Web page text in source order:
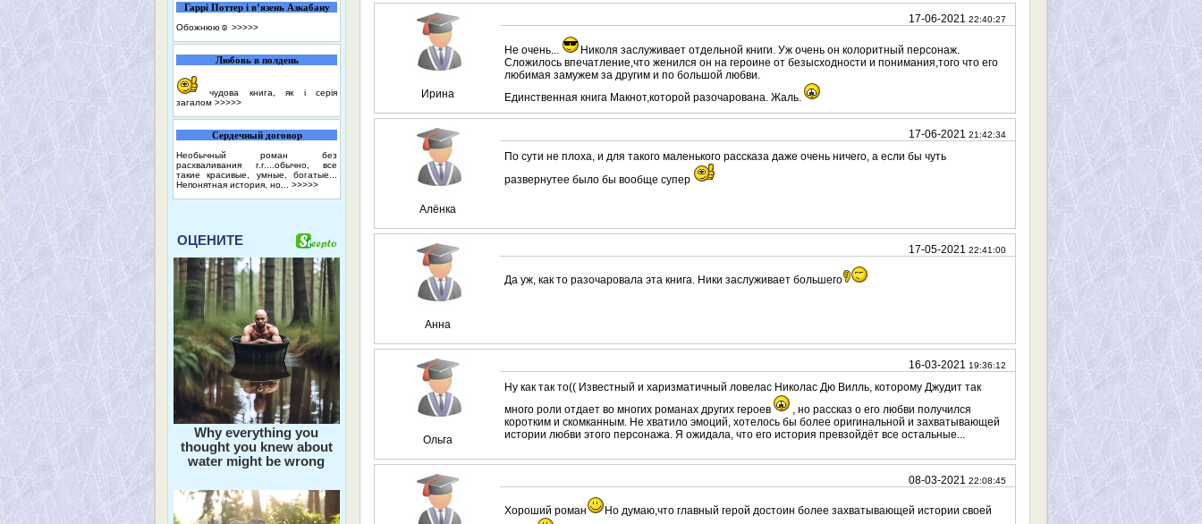
Гаррі Поттер і в’язень Азкабану
Обожнюю☺️ >>>>>
Любовь в полдень
чудова книга, як і серія
загалом >>>>>
Сердечный договор
Необычный роман без
расхваливания г.г....обычно, все
такие красивые, умные, богатые...
Непонятная история, но... >>>>>
ОЦЕНИТЕ
Why everything you
thought you knew about
water might be wrong
Ирина
17-06-2021 22:40:27
Не очень...
Николя заслуживает отдельной книги. Уж очень он колоритный персонаж.
Сложилось впечатление,что женился он на героине от безысходности и понимания,того что его
любимая замужем за другим и по большой любви.
Единственная книга Макнот,которой разочарована. Жаль.
Алёнка
17-06-2021 21:42:34
По сути не плоха, и для такого маленького рассказа даже очень ничего, а если бы чуть
развернутее было бы вообще супер
Анна
17-05-2021 22:41:00
Да уж, как то разочаровала эта книга. Ники заслуживает большего
Ольга
16-03-2021 19:36:12
Ну как так то(( Известный и харизматичный ловелас Николас Дю Вилль, которому Джудит так
много роли отдает во многих романах других героев
, но рассказ о его любви получился
коротким и скомканным. Не хватило эмоций, хотелось бы более оригинальной и захватывающей
истории любви этого персонажа. Я ожидала, что его история превзойдёт все остальные...
08-03-2021 22:08:45
Хороший роман
Но думаю,что главный герой достоин более захватывающей истории своей